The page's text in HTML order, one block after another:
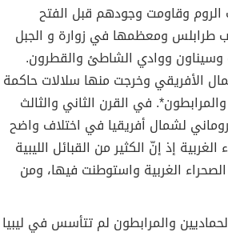
الروم وقاومت وجودهم قبل الفتح
طرابلس ومعظمها في زوارة و الجبل
وسيناون ووادي الشاطئ والقطرون.
الأفريقي وخرجت منها سلالات حاكمة
في القرن الثاني والثالث
لشمال أفريقيا في اختلاف واضح
إذ إنّ الكثير من القبائل الليبية
الغربية واستوطنت فيها، ومن
والمرابطون لم تتأسس في ليبيا